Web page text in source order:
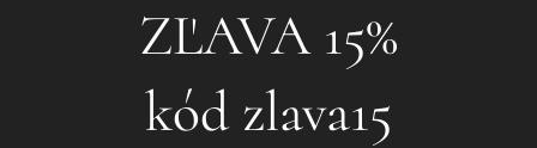
❤ZĽAVA 15%❤
kód zlava15